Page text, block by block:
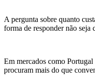
A pergunta sobre quanto
forma de responder não seja
Em mercados como
procuram mais do que